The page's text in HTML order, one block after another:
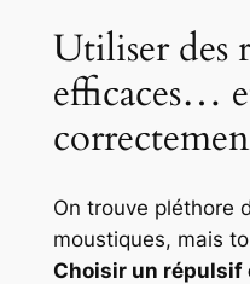
Utiliser des
efficaces…
On trouve pléthore
moustiques, mais
Choisir un répulsif